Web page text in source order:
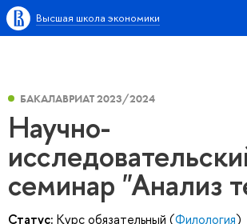
Высшая школа экономики
БАКАЛАВРИАТ 2023/2024
Научно-
семинар "Анализ
Статус: Курс обязательный (Филология)